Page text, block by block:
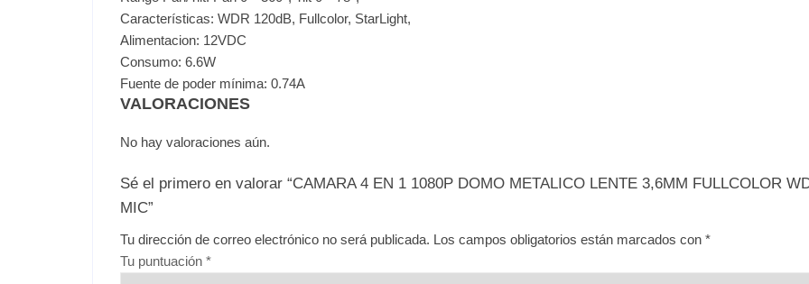
Características: WDR 120dB, Fullcolor, StarLight,
Alimentacion: 12VDC
Consumo: 6.6W
Fuente de poder mínima: 0.74A
VALORACIONES
No hay valoraciones aún.
Sé el primero en valorar “CAMARA 4 EN 1 1080P DOMO METALICO LENTE 3,6MM FULLCOLOR
MIC”
Tu dirección de correo electrónico no será publicada. Los campos obligatorios están marcados con *
Tu puntuación *